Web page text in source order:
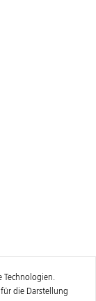
Technologien.
für die Darstellung